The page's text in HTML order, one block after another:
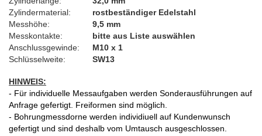
Zylindermaterial:
rostbeständiger Edelstahl
Messhöhe:
9,5 mm
Messkontakte:
bitte aus Liste auswählen
Anschlussgewinde:
M10 x 1
Schlüsselweite:
SW13
HINWEIS:
- Für individuelle Messaufgaben werden Sonderausführungen auf
Anfrage gefertigt. Freiformen sind möglich.
- Bohrungmessdorne werden individiuell auf Kundenwunsch
gefertigt und sind deshalb vom Umtausch ausgeschlossen.